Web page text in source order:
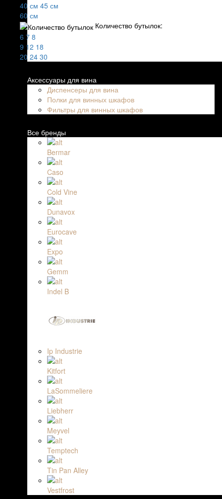
40 см 45 см
60 см
Количество бутылок:
6 7 8
9 12 18
20 24 30
Аксессуары для вина
Диспенсеры для вина
Полки для винных шкафов
Фильтры для винных шкафов
Все бренды
Bermar
Caso
Cold Vine
Dunavox
Eurocave
Expo
Gemm
Indel B
Ip Industrie
Kitfort
LaSommeliere
Liebherr
Meyvel
Temptech
Tin Pan Alley
Vestfrost